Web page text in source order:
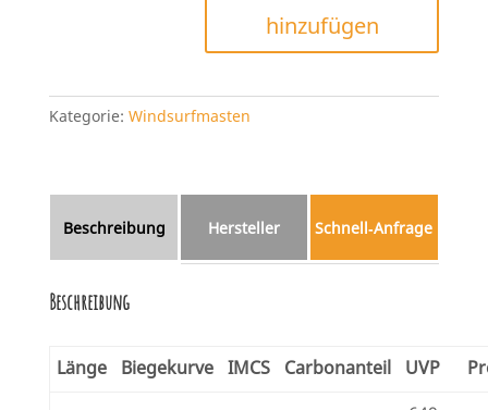
hinzufügen
Kategorie: Windsurfmasten
Beschreibung Hersteller Schnell‑Anfrage
Beschreibung
Länge Biegekurve IMCS Carbonanteil UVP